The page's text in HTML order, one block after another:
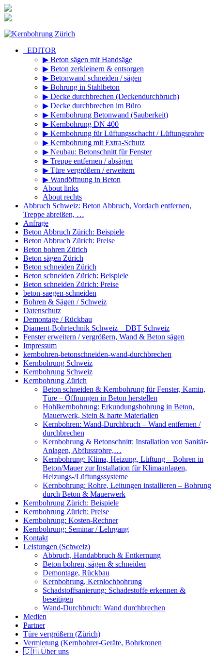
Inhalt
_EDITOR
▶ Beton sägen mit Handsäge
▶ Beton zerkleinern & entsorgen
▶ Betonwand schneiden / sägen
▶ Bohrung in Stahlbeton
▶ Decke durchbrechen (Deckendurchbruch)
▶ Decke durchbrechen im Büro
▶ Kernbohrung Betonwand (Sauberkeit)
▶ Kernbohrung DN 400
▶ Kernbohrung für Lüftungsschacht / Lüftungsrohre
▶ Kernbohrung mit Extra-Schutz
▶ Neubau: Betonschnitt für Fenster
▶ Treppe entfernen / absägen
▶ Türe vergrößern / erweitern
▶ Wandöffnung in Beton
About links
About rechts
Abbruch Schweiz: Beton Abbruch, Vordach entfernen,
Treppe abreißen, …
Anfrage
Beton Abbruch Zürich: Beispiele
Beton Abbruch Zürich: Preise
Beton bohren Zürich
Beton sägen Zürich
Beton schneiden Zürich
Beton schneiden Zürich: Beispiele
Beton schneiden Zürich: Preise
beton-saegen-schneiden
Bohren & Sägen / Schweiz
Datenschutz
Demontage / Rückbau
Diament-Bohrtechnik Schweiz – DBT Schweiz
Fenster erweitern / vergrößern, Wand & Beton sägen
Impressum
kernbohren-betonschneiden-wand-durchbrechen
Kernbohrung Schweiz
Kernbohrung Schweiz
Kernbohrung Zürich
Beton schneiden & Kernbohrung für Fenster, Kamin,
Türe – Öffnungen in Beton herstellen
Hohlkernbohrung: Erkundungsbohrung in Beton,
Mauerwerk, Stein & harte Materialien
Kernbohren: Wand-Durchbruch – Wand entfernen /
durchbrechen
Kernbohrung & Betonschnitt: Installation von Sanitär-
Anlagen, Abflussrohre,…
Kernbohrung: Klima, Heizung, Lüftung – Bohren in
Beton/Mauer zur Installation für Klimaanlagen,
Heizungs-/Lüftungssysteme
Kernbohrung: Rohre, Leitungen installieren – Bohrung
durch Beton & Mauerwerk
Kernbohrung Zürich: Beispiele
Kernbohrung Zürich: Preise
Kernbohrung: Kosten-Rechner
Kernbohrung: Seminar / Lehrgang
Kontakt
Leistungen (Schweiz)
Abbruch, Handabbruch & Entkernung
Beton bohren, sägen & schneiden
Demontage, Rückbau
Kernbohrung, Kernlochbohrung
Schadstoffsanierung: Schadestoffe erkennen &
beseitigen
Wand-Durchbruch: Wand durchbrechen
Medien
Partner
Türe vergrößern (Zürich)
Vermietung (Kernbohrer-Geräte, Bohrkronen
🇨🇭 Über uns